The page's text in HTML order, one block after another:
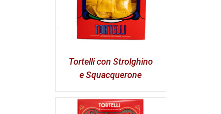
Tortelli con Strolghino
e Squacquerone